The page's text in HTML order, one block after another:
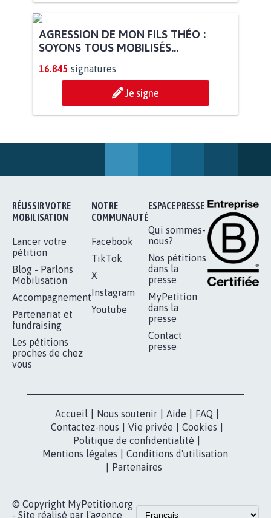
STOP AU PROJET AGRIVOLTAÏQUE
AUTOUR DE LA SOURCE...
11.289 signatures
Je signe
AGRESSION DE MON FILS THÉO :
SOYONS TOUS MOBILISÉS...
16.845 signatures
Je signe
RÉUSSIR VOTRE
Mobilisation
NOTRE
COMMUNAUTÉ
Facebook
TikTok
X
ESPACE PRESSE
Qui sommes-
nous?
presse